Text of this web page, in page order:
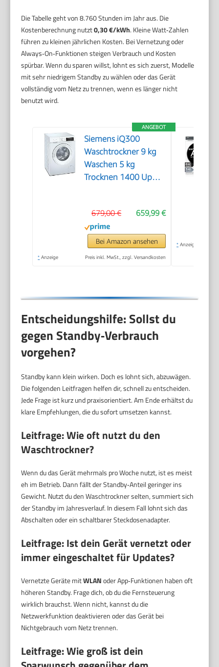
Die Tabelle geht von 8.760 Stunden im Jahr aus. Die
Kostenberechnung nutzt0,30 €/kWh. Kleine Watt‑Zahlen
führen zu kleinen jährlichen Kosten. Bei Vernetzung oder
Always‑On‑Funktionen steigen Verbrauch und Kosten
spürbar. Wenn du sparen willst, lohnt es sich zuerst, Modelle
mit sehr niedrigem Standby zu wählen oder das Gerät
vollständig vom Netz zu trennen, wenn es länger nicht
benutzt wird.
ANGEBOT
Siemens iQ300
Waschtrockner 9 kg
Waschen 5 kg
Trocknen 1400 UpM
659,99 €
679,00 €
Bei Amazon ansehen
* Anzeige Preis inkl. MwSt., zzgl. Versandkosten
* Anzeige
Entscheidungshilfe: Sollst du
gegen Standby‑Verbrauch
vorgehen?
Standby kann klein wirken. Doch es lohnt sich, abzuwägen.
Die folgenden Leitfragen helfen dir, schnell zu entscheiden.
Jede Frage ist kurz und praxisorientiert. Am Ende erhältst du
klare Empfehlungen, die du sofort umsetzen kannst.
Leitfrage: Wie oft nutzt du den
Waschtrockner?
Wenn du das Gerät mehrmals pro Woche nutzt, ist es meist
eh im Betrieb. Dann fällt der Standby‑Anteil geringer ins
Gewicht. Nutzt du den Waschtrockner selten, summiert sich
der Standby im Jahresverlauf. In diesem Fall lohnt sich das
Abschalten oder ein schaltbarer Steckdosenadapter.
Leitfrage: Ist dein Gerät vernetzt oder
immer eingeschaltet für Updates?
Vernetzte Geräte mitWLANoder App‑Funktionen haben oft
höheren Standby. Frage dich, ob du die Fernsteuerung
wirklich brauchst. Wenn nicht, kannst du die
Netzwerkfunktion deaktivieren oder das Gerät bei
Nichtgebrauch vom Netz trennen.
Leitfrage: Wie groß ist dein